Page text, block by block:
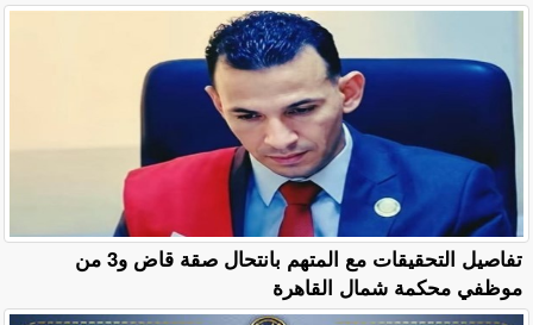
تفاصيل التحقيقات مع المتهم بانتحال صقة قاض و3 من
موظفي محكمة شمال القاهرة